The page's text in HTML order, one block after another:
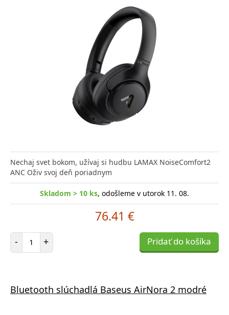
Nechaj svet bokom, užívaj si hudbu LAMAX NoiseComfort2
ANC Oživ svoj deň poriadnym
Skladom > 10 ks, odošleme v utorok 11. 08.
76.41 €
- Počet položiek
+ Pridať do košíka
Bluetooth slúchadlá Baseus AirNora 2 modré